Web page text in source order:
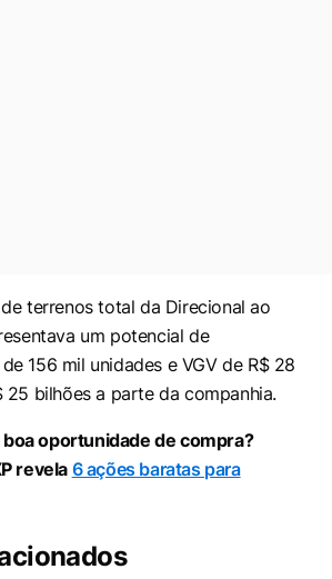
terrenos total da Direcional ao
um potencial de
156 mil unidades e VGV de R$ 28
25 bilhões a parte da companhia.
oportunidade de compra?
revela 6 ações baratas para